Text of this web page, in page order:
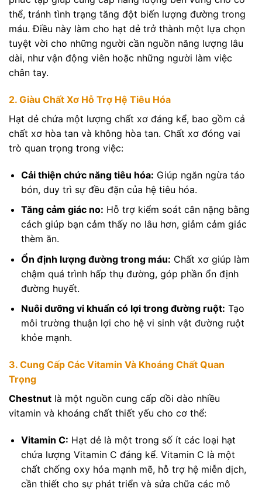
thể, tránh tình trạng tăng đột biến lượng đường trong
máu. Điều này làm cho hạt dẻ trở thành một lựa chọn
tuyệt vời cho những người cần nguồn năng lượng lâu
dài, như vận động viên hoặc những người làm việc
chân tay.
2. Giàu Chất Xơ Hỗ Trợ Hệ Tiêu Hóa
Hạt dẻ chứa một lượng chất xơ đáng kể, bao gồm cả
chất xơ hòa tan và không hòa tan. Chất xơ đóng vai
trò quan trọng trong việc:
Cải thiện chức năng tiêu hóa: Giúp ngăn ngừa táo
bón, duy trì sự đều đặn của hệ tiêu hóa.
Tăng cảm giác no: Hỗ trợ kiểm soát cân nặng bằng
cách giúp bạn cảm thấy no lâu hơn, giảm cảm giác
thèm ăn.
Ổn định lượng đường trong máu: Chất xơ giúp làm
chậm quá trình hấp thụ đường, góp phần ổn định
đường huyết.
Nuôi dưỡng vi khuẩn có lợi trong đường ruột: Tạo
môi trường thuận lợi cho hệ vi sinh vật đường ruột
khỏe mạnh.
3. Cung Cấp Các Vitamin Và Khoáng Chất Quan
Trọng
Chestnut là một nguồn cung cấp dồi dào nhiều
vitamin và khoáng chất thiết yếu cho cơ thể:
Vitamin C: Hạt dẻ là một trong số ít các loại hạt
chứa lượng Vitamin C đáng kể. Vitamin C là một
chất chống oxy hóa mạnh mẽ, hỗ trợ hệ miễn dịch,
cần thiết cho sự phát triển và sửa chữa các mô